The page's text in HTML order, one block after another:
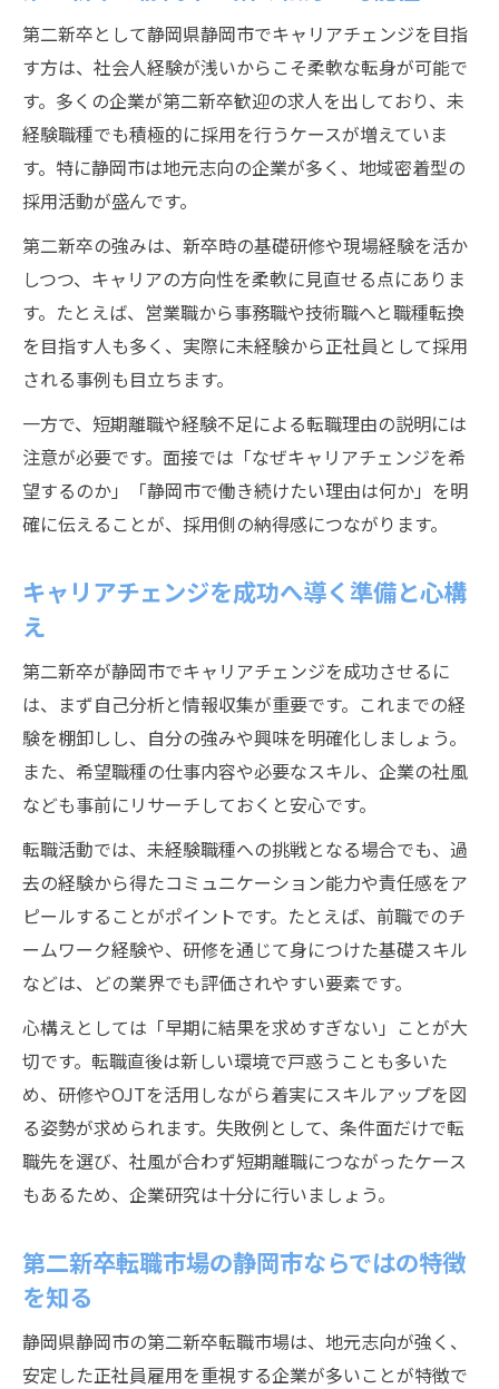
第二新卒が静岡市で取るべき転職戦略とは
キャリアチェンジ成功に向けた情報収集の
進め方
第二新卒歓迎求人の探し方と選び方
静岡市で企業選びに重視すべきポイント
転職活動に役立つ自己分析と目標設定のコ
異業種転職を考える第二新卒必見のコツ
第二新卒が異業種転職で意識したいスキル
業種未経験でも活かせる経験や強みとは
静岡市求人で求められる職種選びのポイン
ト
新たな業界に踏み出すための面接対策法
異業種転職で押さえるべき労働環境の違い
ワークライフバランス重視の職探し術
は
方
完全週休二日制や残業少なめの仕事を探す
方法
職場選びで「働く環境」を重視するコツ
第二新卒が実感できる柔軟な勤務制度の特
徴
未経験からスタートできる静岡市転職法
第二新卒未経験歓迎求人の見つけ方と活用
法
静岡市で未経験から始める転職成功のポイ
ント
未経験OK求人に応募する際の自己PR術
第二新卒に求められる志望動機の伝え方
異業種未経験でも安心の研修制度の活かし
方
第二新卒が重視する地元企業の選び方
研修やサポート制度が充実した職場の特徴
第二新卒に人気の安定した雇用体制とは
第二新卒として静岡県静岡市でキャリアチェンジを目指
す方は、社会人経験が浅いからこそ柔軟な転身が可能で
す。多くの企業が第二新卒歓迎の求人を出しており、未
経験職種でも積極的に採用を行うケースが増えていま
す。特に静岡市は地元志向の企業が多く、地域密着型の
採用活動が盛んです。
第二新卒の強みは、新卒時の基礎研修や現場経験を活か
しつつ、キャリアの方向性を柔軟に見直せる点にありま
す。たとえば、営業職から事務職や技術職へと職種転換
を目指す人も多く、実際に未経験から正社員として採用
される事例も目立ちます。
一方で、短期離職や経験不足による転職理由の説明には
注意が必要です。面接では「なぜキャリアチェンジを希
望するのか」「静岡市で働き続けたい理由は何か」を明
確に伝えることが、採用側の納得感につながります。
キャリアチェンジを成功へ導く準備と心構
え
第二新卒が静岡市でキャリアチェンジを成功させるに
は、まず自己分析と情報収集が重要です。これまでの経
験を棚卸しし、自分の強みや興味を明確化しましょう。
また、希望職種の仕事内容や必要なスキル、企業の社風
なども事前にリサーチしておくと安心です。
転職活動では、未経験職種への挑戦となる場合でも、過
去の経験から得たコミュニケーション能力や責任感をア
ピールすることがポイントです。たとえば、前職でのチ
ームワーク経験や、研修を通じて身につけた基礎スキル
などは、どの業界でも評価されやすい要素です。
心構えとしては「早期に結果を求めすぎない」ことが大
切です。転職直後は新しい環境で戸惑うことも多いた
め、研修やOJTを活用しながら着実にスキルアップを図
る姿勢が求められます。失敗例として、条件面だけで転
職先を選び、社風が合わず短期離職につながったケース
もあるため、企業研究は十分に行いましょう。
第二新卒転職市場の静岡市ならではの特徴
を知る
静岡県静岡市の第二新卒転職市場は、地元志向が強く、
安定した正社員雇用を重視する企業が多いことが特徴で